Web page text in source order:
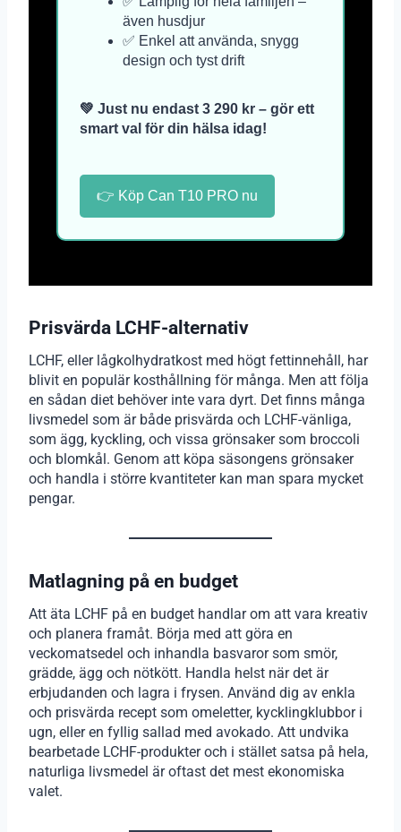
även husdjur
✅ Enkel att använda, snygg
design och tyst drift
💚 Just nu endast 3 290 kr – gör ett
smart val för din hälsa idag!
👉 Köp Can T10 PRO nu
Prisvärda LCHF-alternativ
LCHF, eller lågkolhydratkost med högt fettinnehåll, har
blivit en populär kosthållning för många. Men att följa
en sådan diet behöver inte vara dyrt. Det finns många
livsmedel som är både prisvärda och LCHF-vänliga,
som ägg, kyckling, och vissa grönsaker som broccoli
och blomkål. Genom att köpa säsongens grönsaker
och handla i större kvantiteter kan man spara mycket
pengar.
Matlagning på en budget
Att äta LCHF på en budget handlar om att vara kreativ
och planera framåt. Börja med att göra en
veckomatsedel och inhandla basvaror som smör,
grädde, ägg och nötkött. Handla helst när det är
erbjudanden och lagra i frysen. Använd dig av enkla
och prisvärda recept som omeletter, kycklingklubbor i
ugn, eller en fyllig sallad med avokado. Att undvika
bearbetade LCHF-produkter och i stället satsa på hela,
naturliga livsmedel är oftast det mest ekonomiska
valet.